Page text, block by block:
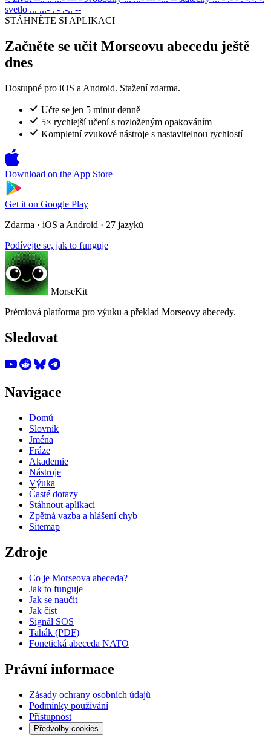
svetlo ... ...- . - .-.. --
STÁHNĚTE SI APLIKACI
Začněte se učit Morseovu abecedu ještě
dnes
Dostupné pro iOS a Android. Stažení zdarma.
Učte se jen 5 minut denně
5× rychlejší učení s rozloženým opakováním
Kompletní zvukové nástroje s nastavitelnou rychlostí
Download on the App Store
Get it on Google Play
Zdarma · iOS a Android · 27 jazyků
Podívejte se, jak to funguje
MorseKit
Prémiová platforma pro výuku a překlad Morseovy abecedy.
Sledovat
Navigace
Domů
Slovník
Jména
Fráze
Akademie
Nástroje
Výuka
Časté dotazy
Stáhnout aplikaci
Zpětná vazba a hlášení chyb
Sitemap
Zdroje
Co je Morseova abeceda?
Jak to funguje
Jak se naučit
Jak číst
Signál SOS
Tahák (PDF)
Fonetická abeceda NATO
Právní informace
Zásady ochrany osobních údajů
Podmínky používání
Přístupnost
Předvolby cookies